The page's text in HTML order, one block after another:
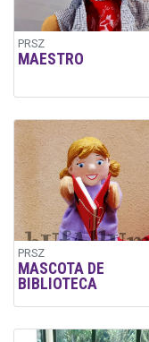
PRSZ
MAESTRO
PRSZ
MASCOTA DE
BIBLIOTECA